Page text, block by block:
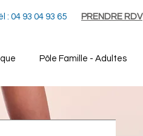
PRENDRE RDV
: 04 93 04 93 65
Pôle Famille - Adultes